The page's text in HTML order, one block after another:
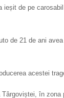
de pe
de 21 de ani
acestei
în